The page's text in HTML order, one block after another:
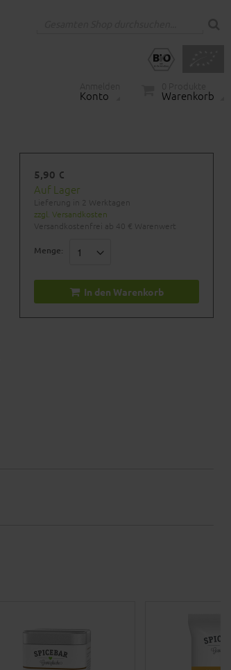
Konto Warenkorb
5,90 €
Auf Lager
Lieferung in 2 Werktagen
zzgl. Versandkosten
Versandkostenfrei ab 40 € Warenwert
Menge:
In den Warenkorb